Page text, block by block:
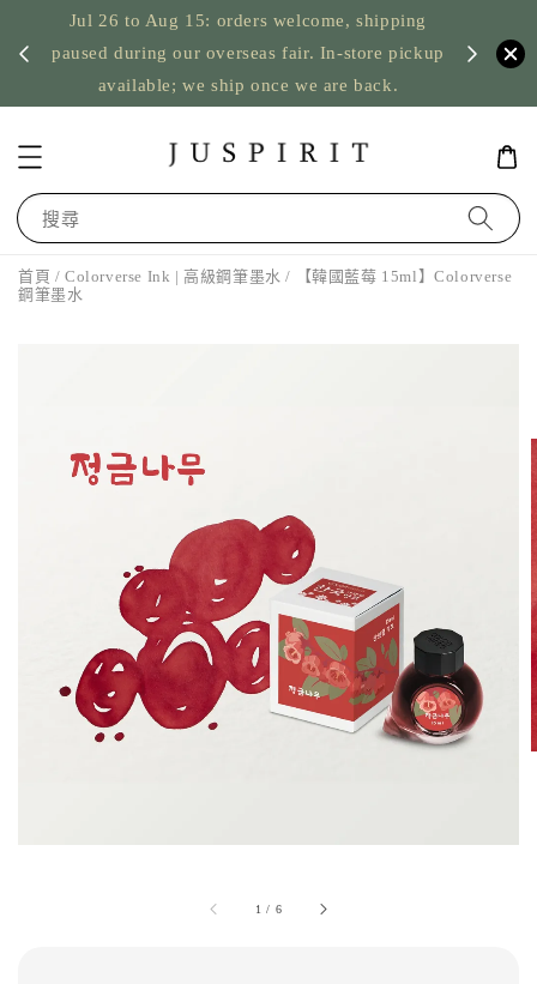
Jul 26 to Aug 15: orders welcome, shipping
paused during our overseas fair. In-store pickup
available; we ship once we are back.
US
搜尋
首頁 /Colorverse Ink | 高級鋼筆墨水 / 【韓國藍莓 15ml】Colorverse
鋼筆墨水
1 / 6